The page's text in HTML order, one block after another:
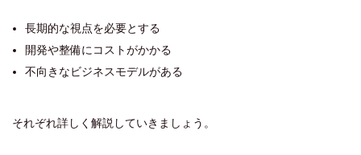
長期的な視点を必要とする
開発や整備にコストがかかる
不向きなビジネスモデルがある
それぞれ詳しく解説していきましょう。